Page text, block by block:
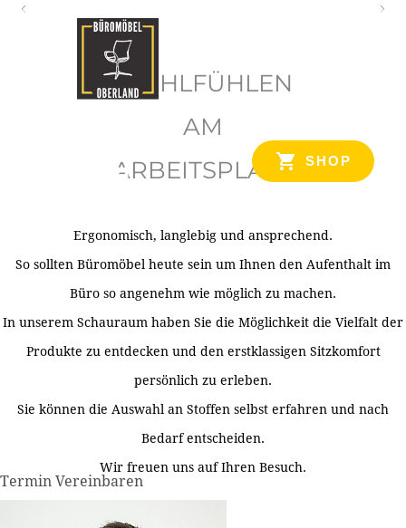
SHOP
WOHLFÜHLEN
AM
ARBEITSPLATZ
Ergonomisch, langlebig und ansprechend.
So sollten Büromöbel heute sein um Ihnen den Aufenthalt im
Büro so angenehm wie möglich zu machen.
In unserem Schauraum haben Sie die Möglichkeit die Vielfalt der
Produkte zu entdecken und den erstklassigen Sitzkomfort
persönlich zu erleben.
Sie können die Auswahl an Stoffen selbst erfahren und nach
Bedarf entscheiden.
Wir freuen uns auf Ihren Besuch.
Termin Vereinbaren